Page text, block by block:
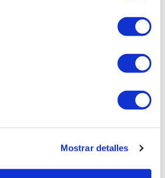
Mostrar detalles
relacionados